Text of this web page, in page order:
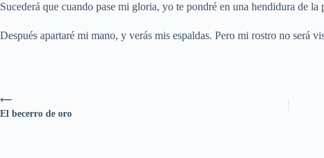
Sucederá que cuando pase mi gloria, yo te pondré en una hendidura de
Después apartaré mi mano, y verás mis espaldas. Pero mi rostro no será
⟵
El becerro de oro